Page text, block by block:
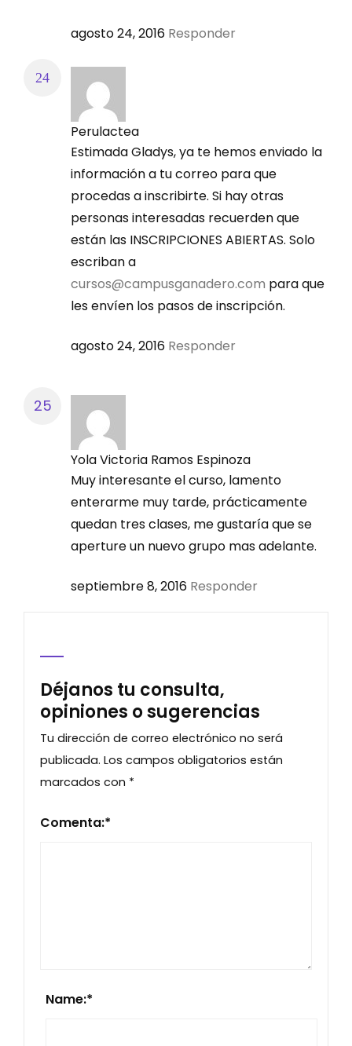
agosto 24, 2016 Responder
Perulactea
Estimada Gladys, ya te hemos enviado la
información a tu correo para que
procedas a inscribirte. Si hay otras
personas interesadas recuerden que
están las INSCRIPCIONES ABIERTAS. Solo
escriban a
cursos@campusganadero.com para que
les envíen los pasos de inscripción.
agosto 24, 2016 Responder
Yola Victoria Ramos Espinoza
Muy interesante el curso, lamento
enterarme muy tarde, prácticamente
quedan tres clases, me gustaría que se
aperture un nuevo grupo mas adelante.
septiembre 8, 2016 Responder
Déjanos tu consulta,
opiniones o sugerencias
Tu dirección de correo electrónico no será
publicada. Los campos obligatorios están
marcados con *
Comenta:*
Name:*